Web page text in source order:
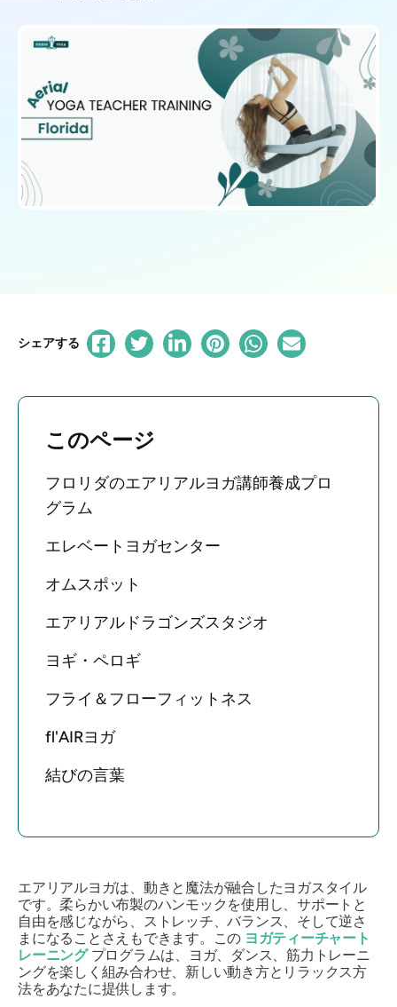
シェアする
このページ
フロリダのエアリアルヨガ講師養成プロ
グラム
エレベートヨガセンター
オムスポット
エアリアルドラゴンズスタジオ
ヨギ・ペロギ
フライ＆フローフィットネス
fl'AIRヨガ
結びの言葉
エアリアルヨガは、動きと魔法が融合したヨガスタイル
です。柔らかい布製のハンモックを使用し、サポートと
自由を感じながら、ストレッチ、バランス、そして逆さ
まになることさえもできます。この ヨガティーチャート
レーニングプログラムは、ヨガ、ダンス、筋力トレーニ
ングを楽しく組み合わせ、新しい動き方とリラックス方
法をあなたに提供します。